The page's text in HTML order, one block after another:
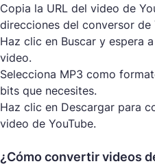
Copia la URL del video de
direcciones del conversor de
Haz clic en Buscar y espera
video.
Selecciona MP3 como
bits que necesites.
Haz clic en Descargar para
video de YouTube.
¿Cómo convertir videos